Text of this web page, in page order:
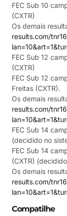
FEC Sub 10
(CXTR)
Os demais
results.com/
FEC Sub 12
(CXTR)
FEC Sub 12
Freitas (CXTR).
Os demais
results.com/
FEC Sub 14
(decidido no
FEC Sub 14
(CXTR)
Os demais
results.com/
Compatilhe